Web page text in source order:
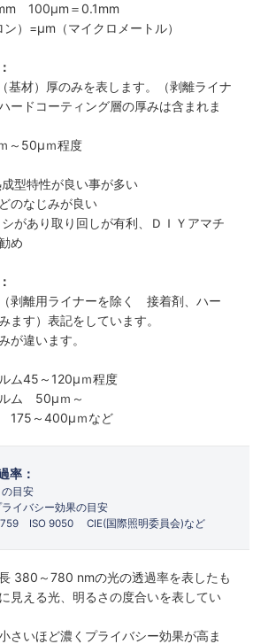
100μm＝0.1mm
）=µm（マイクロメートル）
基材）厚のみを表します。（剥離ライナ
ードコーティング層の厚みは含まれま
～50µｍ程度
型特性が良い事が多い
のなじみが良い
があり取り回しが有利、ＤＩＹアマチ
め
剥離用ライナーを除く 接着剤、ハー
ます）表記をしています。
が違います。
ム45～120µｍ程度
ルム 50µｍ～
175～400µｍなど
率：
目安
イバシー効果の目安
ISO 9050 CIE(国際照明委員会)など
380～780 nmの光の透過率を表したも
見える光、明るさの度合いを表してい
さいほど濃くプライバシー効果が高ま